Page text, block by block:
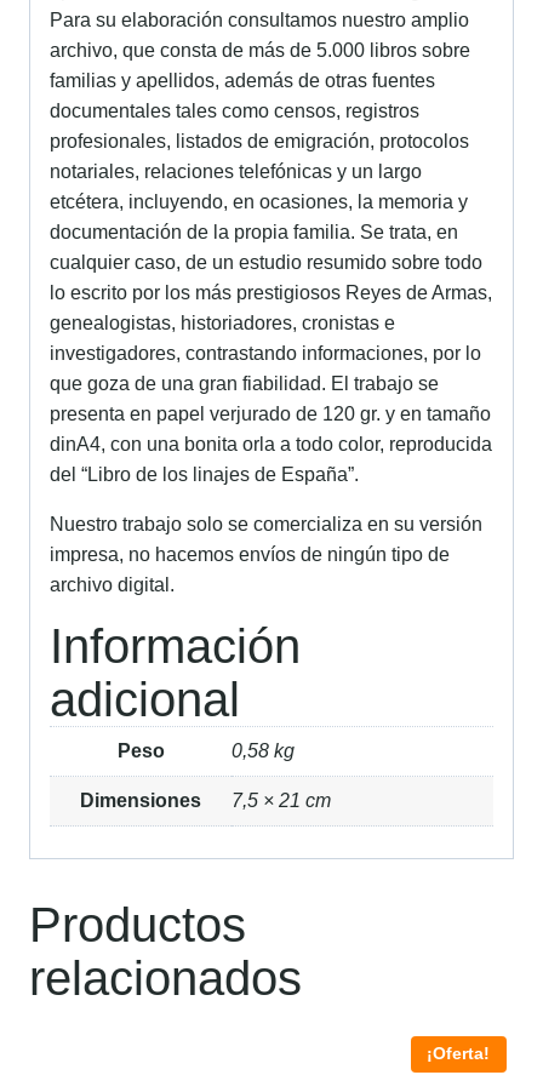
Para su elaboración consultamos nuestro amplio
archivo, que consta de más de 5.000 libros sobre
familias y apellidos, además de otras fuentes
documentales tales como censos, registros
profesionales, listados de emigración, protocolos
notariales, relaciones telefónicas y un largo
etcétera, incluyendo, en ocasiones, la memoria y
documentación de la propia familia. Se trata, en
cualquier caso, de un estudio resumido sobre todo
lo escrito por los más prestigiosos Reyes de Armas,
genealogistas, historiadores, cronistas e
investigadores, contrastando informaciones, por lo
que goza de una gran fiabilidad. El trabajo se
presenta en papel verjurado de 120 gr. y en tamaño
dinA4, con una bonita orla a todo color, reproducida
del “Libro de los linajes de España”.
Nuestro trabajo solo se comercializa en su versión
impresa, no hacemos envíos de ningún tipo de
archivo digital.
Información
adicional
Peso 0,58 kg
Dimensiones 7,5 × 21 cm
Productos
relacionados
¡Oferta!